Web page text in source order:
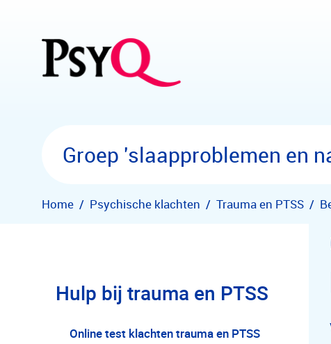
Groep 'slaapproblemen en
Home Psychische klachten Trauma en PTSS
Hulp bij trauma en PTSS
Online test klachten trauma en PTSS